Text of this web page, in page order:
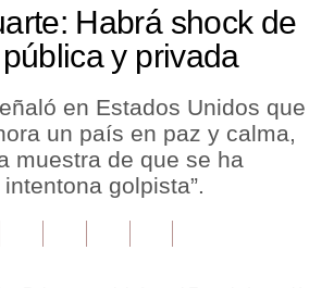
Habrá shock de
y privada
en Estados Unidos que
un país en paz y calma,
muestra de que se ha
golpista”.